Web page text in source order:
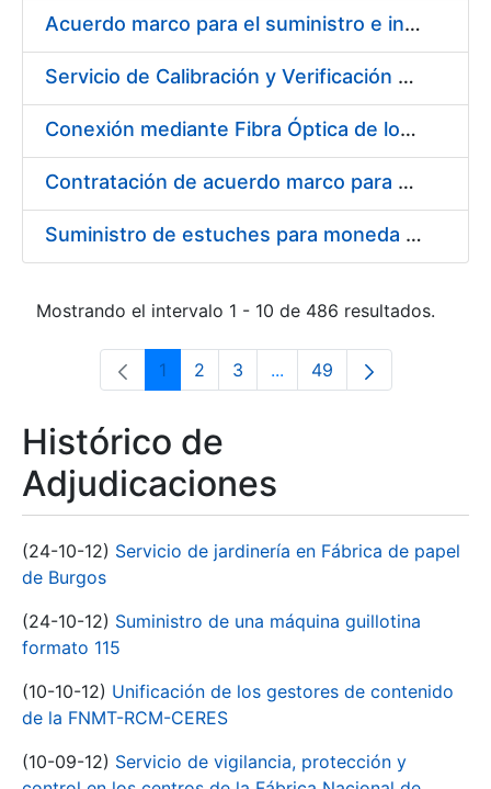
Acuerdo marco para el suministro e instalación de persianas, estores y otros complementos
Servicio de Calibración y Verificación Externa de los Equipos de Medición del Servicio de Prevención de la FNMT-RCM
Conexión mediante Fibra Óptica de los Centros de Proceso de Datos (CPDs) de las sedes de la FNMT-RCM de Burgos y Madrid
Contratación de acuerdo marco para el Suministro de Material de Electricidad para la Fábrica Nacional de Moneda y Timbre-Real Casa de la Moneda en su centro de trabajo de Burgos
Suministro de estuches para moneda de 30 €
Mostrando el intervalo 1 - 10 de 486 resultados.
Página
1 Página
2 Página
3 ...Páginas intermedias Use
Página
49
Histórico de
Adjudicaciones
(24-10-12) Servicio de jardinería en Fábrica de papel
de Burgos
(24-10-12) Suministro de una máquina guillotina
formato 115
(10-10-12) Unificación de los gestores de contenido
de la FNMT-RCM-CERES
(10-09-12) Servicio de vigilancia, protección y